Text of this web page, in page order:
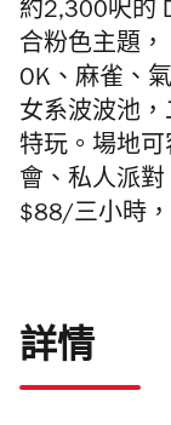
約2,300呎的
合粉色主題，
OK、麻雀、
女系波波池
特玩。場地
會、私人派
$88/三小時，
詳情